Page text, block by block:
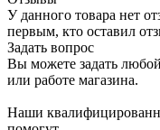
У данного товара нет
первым, кто оставил
Задать вопрос
Вы можете задать
или работе магазина.
Наши